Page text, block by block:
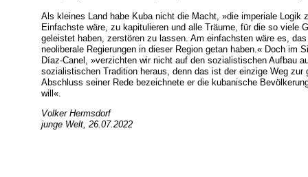
Als kleines Land habe Kuba nicht die Macht, »die imperiale Logik
Einfachste wäre, zu kapitulieren und alle Träume, für die so viele
geleistet haben, zerstören zu lassen. Am einfachsten wäre es,
neoliberale Regierungen in dieser Region getan haben.« Doch im
Díaz-Canel, »verzichten wir nicht auf den sozialistischen Aufbau
sozialistischen Tradition heraus, denn das ist der einzige Weg
Abschluss seiner Rede bezeichnete er die kubanische
will«.
Volker Hermsdorf
junge Welt, 26.07.2022